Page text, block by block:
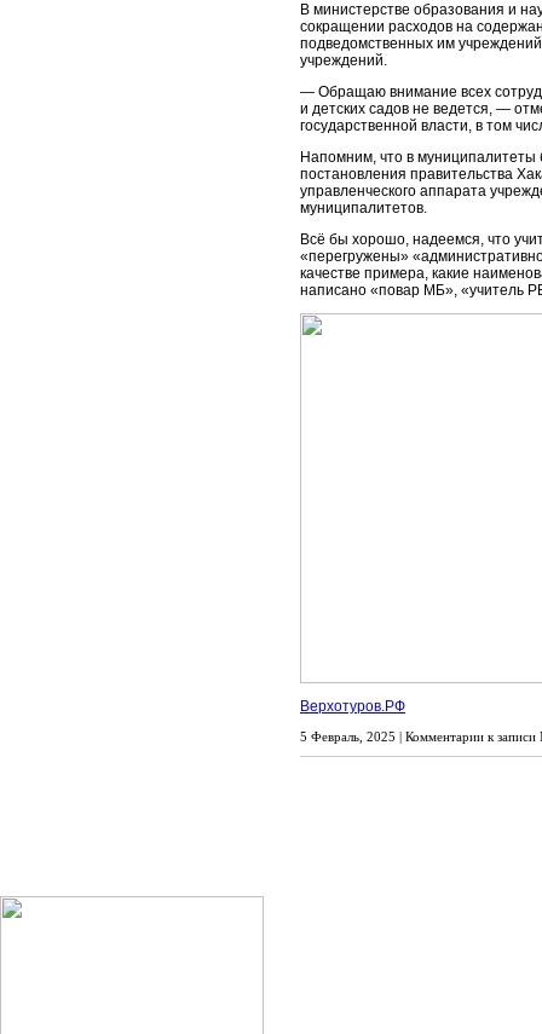
В министерстве образования и
сокращении расходов на
подведомственных им
учреждений.
— Обращаю внимание всех
и детских садов не ведется, —
государственной власти, в том
Напомним, что в
постановления правительства
управленческого аппарата
муниципалитетов.
Всё бы хорошо, надеемся, что
«перегружены»
качестве примера, какие
написано «повар МБ», «учитель
Верхотуров.РФ
5 Февраль, 2025 | Комментарии к записи